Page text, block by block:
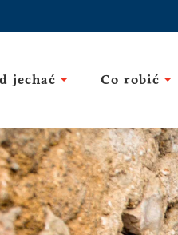
jechać Co robić